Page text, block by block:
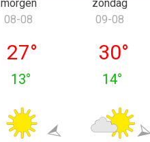
morgen
zaterdag 08-08
08-08
27°
13°
zondag
zondag
09-08
30°
14°